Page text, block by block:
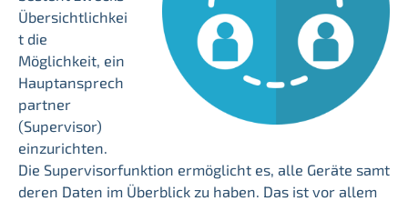
Übersichtlichkei
t die
Möglichkeit, ein
Hauptansprech
partner
(Supervisor)
einzurichten.
Die Supervisorfunktion ermöglicht es, alle Geräte samt
deren Daten im Überblick zu haben. Das ist vor allem